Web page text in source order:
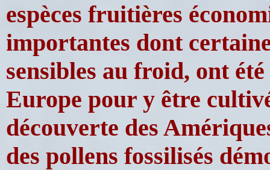
espèces fruitières
importantes dont
sensibles au froid, ont
Europe pour y être
découverte des
des pollens fossilisés